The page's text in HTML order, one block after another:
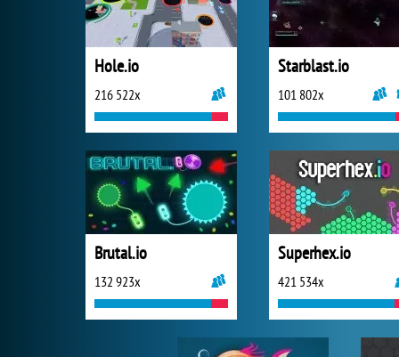
Hole.io
216 522x
Starblast.io
101 802x
Brutal.io
132 923x
Superhex.io
421 534x